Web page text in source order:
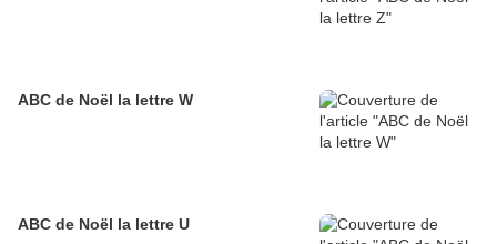
ABC de Noël la lettre W
ABC de Noël la lettre U